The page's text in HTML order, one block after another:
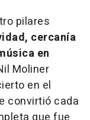
pilares
cercanía
en
Moliner
en el
convirtió cada